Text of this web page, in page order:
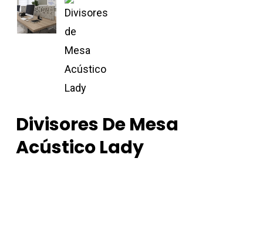
Divisores De Mesa
Acústico Lady